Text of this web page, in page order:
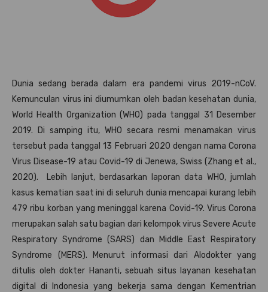
Dunia sedang berada dalam era pandemi virus 2019-nCoV.
Kemunculan virus ini diumumkan oleh badan kesehatan dunia,
World Health Organization (WHO) pada tanggal 31 Desember
2019. Di samping itu, WHO secara resmi menamakan virus
tersebut pada tanggal 13 Februari 2020 dengan nama Corona
Virus Disease-19 atau Covid-19 di Jenewa, Swiss (Zhang et al.,
2020). Lebih lanjut, berdasarkan laporan data WHO, jumlah
kasus kematian saat ini di seluruh dunia mencapai kurang lebih
479 ribu korban yang meninggal karena Covid-19. Virus Corona
merupakan salah satu bagian dari kelompok virus Severe Acute
Respiratory Syndrome (SARS) dan Middle East Respiratory
Syndrome (MERS). Menurut informasi dari Alodokter yang
ditulis oleh dokter Hananti, sebuah situs layanan kesehatan
digital di Indonesia yang bekerja sama dengan Kementrian